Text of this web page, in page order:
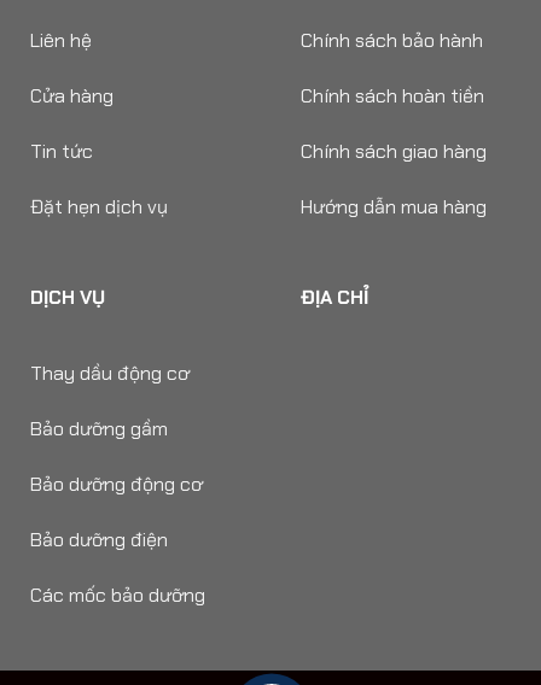
Liên hệ
Cửa hàng
Tin tức
Đặt hẹn dịch vụ
Chính sách bảo hành
Chính sách hoàn tiền
Chính sách giao hàng
Hướng dẫn mua hàng
DỊCH VỤ
Thay dầu động cơ
Bảo dưỡng gầm
Bảo dưỡng động cơ
Bảo dưỡng điện
Các mốc bảo dưỡng
ĐỊA CHỈ